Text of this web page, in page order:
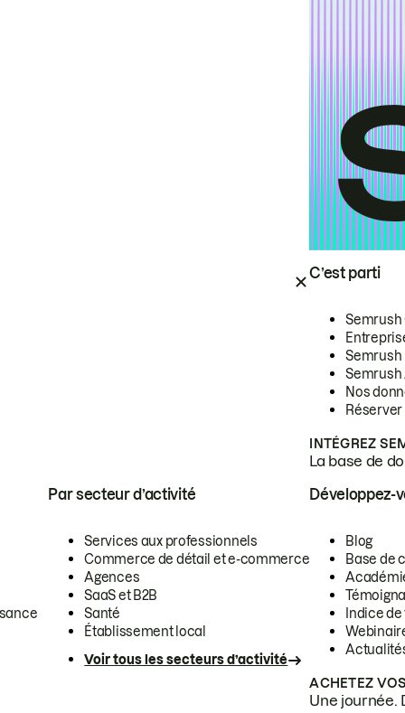
C’est parti
Semrush
Semrush
Semrush
Nos
INTÉGREZ
La base de
Par secteur d’activité
Services aux professionnels
Commerce de détail et e-commerce
Agences
SaaS et B2B
Santé
Établissement local
Voir tous les secteurs d’activité
Développez-
Blog
Base de
Indice
ACHETEZ
Une journée.